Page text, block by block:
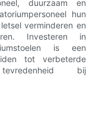
duurzaam en
hun
verminderen en
Investeren in
is een
tot verbeterde
bij